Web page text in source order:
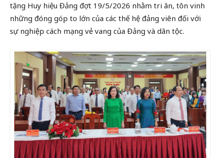
tặng Huy hiệu Đảng đợt 19/5/2026 nhằm tri ân, tôn vinh
những đóng góp to lớn của các thế hệ đảng viên đối với
sự nghiệp cách mạng vẻ vang của Đảng và dân tộc.